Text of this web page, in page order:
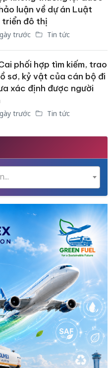
luận về dự án Luật
triển đô thị
trước Tin tức
phối hợp tìm kiếm, trao
sơ, kỷ vật của cán bộ đi
xác định được người
trước Tin tức